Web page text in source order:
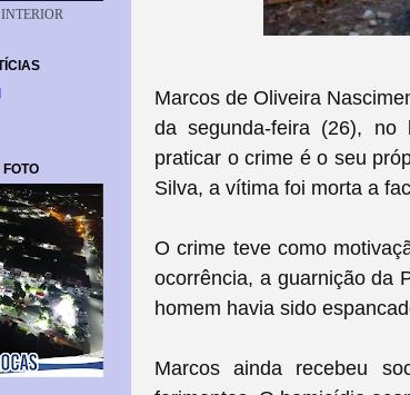
Marcos de Oliveira
da segunda-feira (26), no
praticar o crime é o seu
Silva, a vítima foi morta a
O crime teve como
ocorrência, a guarnição da
homem havia sido
Marcos ainda recebeu